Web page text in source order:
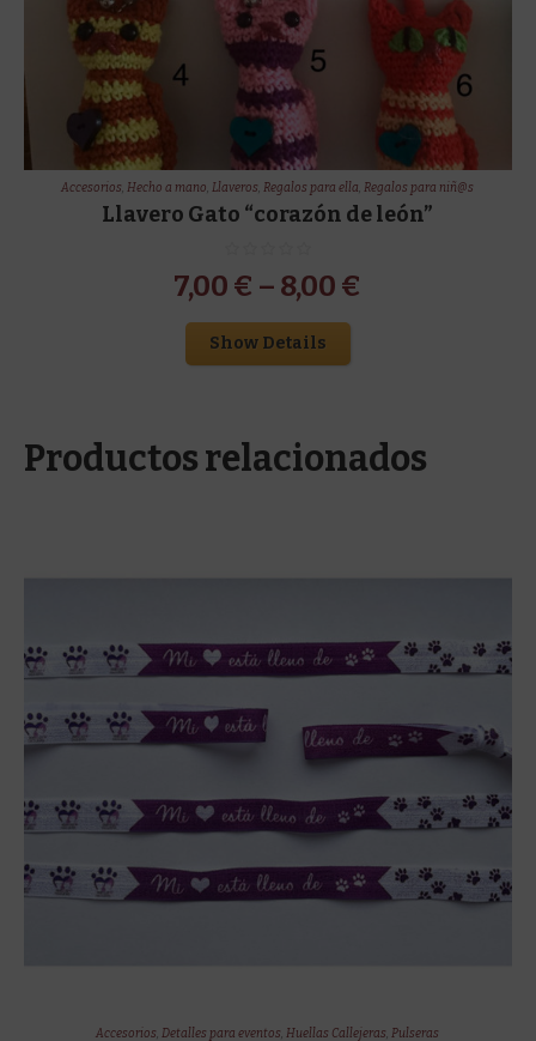
Accesorios,Hecho a mano,Llaveros,Regalos para ella,Regalos para niñ@s
Llavero Gato “corazón de león”
7,00 € – 8,00 €
Show Details
Productos relacionados
Accesorios,Detalles para eventos,Huellas Callejeras,Pulseras